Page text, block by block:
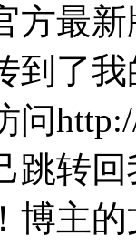
方最
到了
问
跳转回
博主